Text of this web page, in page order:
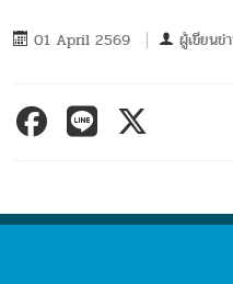
01 April 2569 ผู้เขียนข่